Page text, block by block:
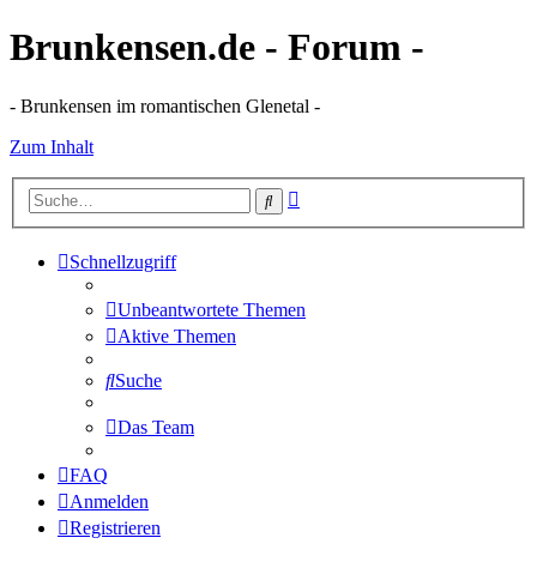
Brunkensen.de - Forum -
- Brunkensen im romantischen Glenetal -
Zum Inhalt
Suche
Schnellzugriff
Unbeantwortete Themen
Aktive Themen
Suche
Das Team
FAQ
Anmelden
Registrieren